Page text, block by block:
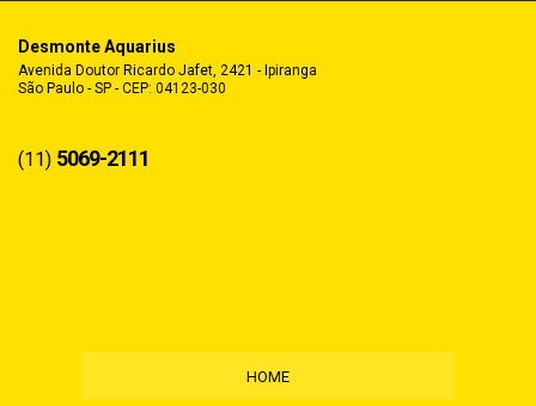
Desmonte Aquarius
Avenida Doutor Ricardo Jafet, 2421 - Ipiranga
São Paulo - SP - CEP: 04123-030
(11) 5069-2111
HOME